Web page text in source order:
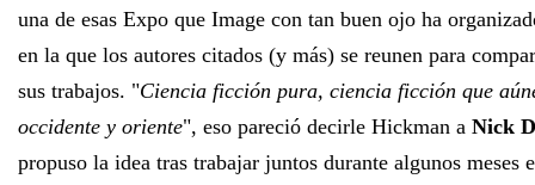
una de esas Expo que Image con tan buen ojo ha
en la que los autores citados (y más) se reunen para
sus trabajos. "Ciencia ficción pura, ciencia ficción que
occidente y oriente", eso pareció decirle Hickman a Nick
propuso la idea tras trabajar juntos durante algunos meses